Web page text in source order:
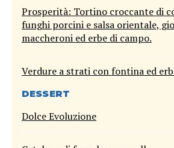
Prosperità: Tortino croccante di
funghi porcini e salsa orientale,
maccheroni ed erbe di campo.
Verdure a strati con fontina ed
DESSERT
Dolce Evoluzione